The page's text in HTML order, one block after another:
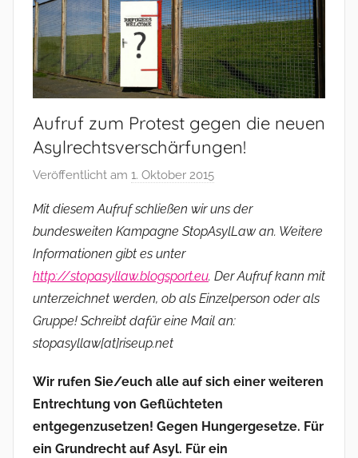
Aufruf zum Protest gegen die neuen
Asylrechtsverschärfungen!
Veröffentlicht am 1. Oktober 2015
n
a
m
i
n
t
r
a
t
Mit diesem Aufruf schließen wir uns der
bundesweiten Kampagne StopAsylLaw an. Weitere
Informationen gibt es unter
http://stopasyllaw.blogsport.eu. Der Aufruf kann mit
unterzeichnet werden, ob als Einzelperson oder als
Gruppe! Schreibt dafür eine Mail an:
stopasyllaw[at]riseup.net
Wir rufen Sie/euch alle auf sich einer weiteren
Entrechtung von Geflüchteten
entgegenzusetzen! Gegen Hungergesetze. Für
ein Grundrecht auf Asyl. Für ein